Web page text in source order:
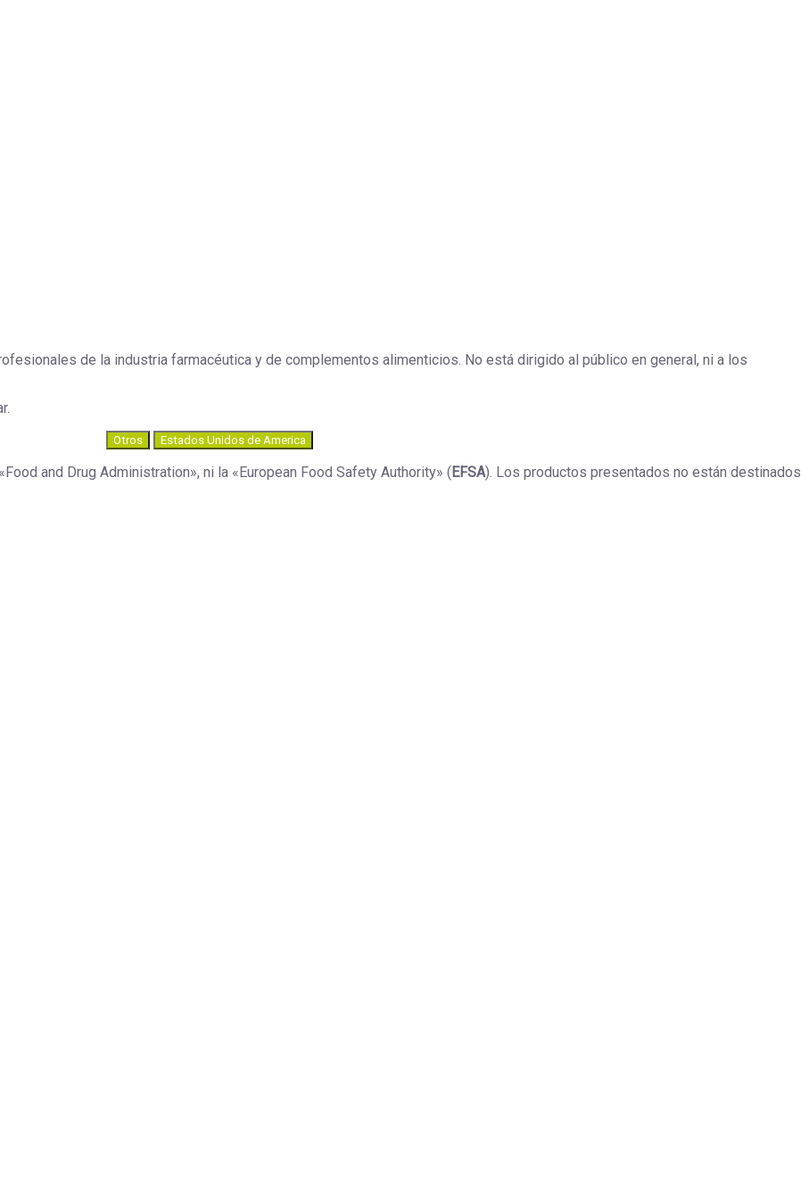
de la industria farmacéutica y de complementos alimenticios. No está dirigido al público en general, ni a los
Otros Estados Unidos de America
and Drug Administration», ni la «European Food Safety Authority» ( EFSA). Los productos presentados no están destinados